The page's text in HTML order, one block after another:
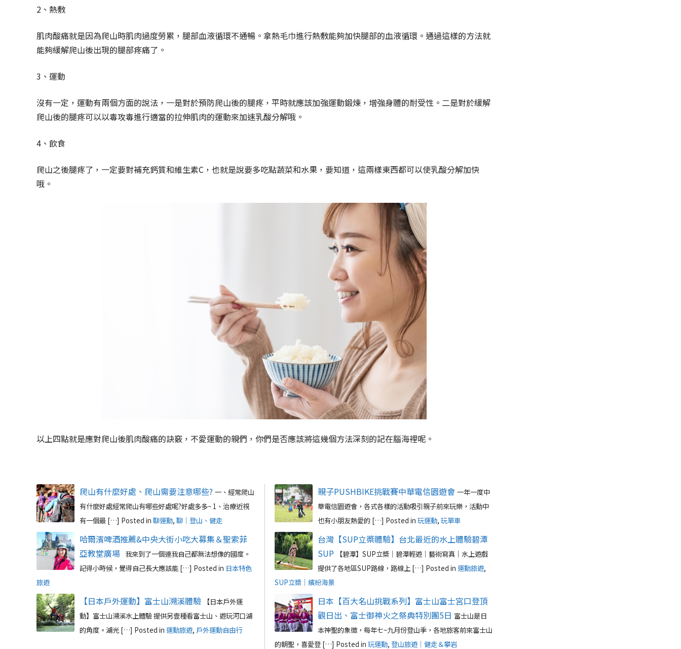
2、熱敷
肌肉酸痛就是因為爬山時肌肉過度勞累，腿部血液循環不通暢。拿熱毛巾進行熱敷能夠加快腿部的血液循環。通過這樣的方法就
能夠緩解爬山後出現的腿部疼痛了。
3、運動
沒有一定，運動有兩個方面的說法，一是對於預防爬山後的腿疼，平時就應該加強運動鍛煉，增強身體的耐受性。二是對於緩解
爬山後的腿疼可以以毒攻毒進行適當的拉伸肌肉的運動來加速乳酸分解哦。
4、飲食
爬山之後腿疼了，一定要對補充鈣質和維生素C，也就是說要多吃點蔬菜和水果，要知道，這兩樣東西都可以使乳酸分解加快
哦。
以上四點就是應對爬山後肌肉酸痛的訣竅，不愛運動的親們，你們是否應該將這幾個方法深刻的記在腦海裡呢。
爬山有什麼好處、爬山需要注意哪些? 一、經常爬山
有什麼好處經常爬山有哪些好處呢?好處多多~ 1、治療近視
有一個最 […] Posted in 聊運動, 聊｜登山、健走
哈爾濱啤酒推薦&中央大街小吃大募集＆聖索菲
亞教堂廣場
我來到了一個連我自己都無法想像的國度。
記得小時候，覺得自己長大應該能 […] Posted in 日本特色
旅遊
【日本戶外運動】富士山溯溪體驗
【日本戶外運
動】富士山溯溪水上體驗 提供另壹種看富士山、遊玩河口湖
的角度。湖光 […] Posted in 運動旅遊, 戶外運動自由行
親子PUSHBIKE挑戰賽中華電信園遊會 一年一度中
華電信園遊會，各式各樣的活動吸引親子前來玩樂，活動中
也有小朋友熱愛的 […] Posted in 玩運動, 玩單車
台灣【SUP立槳體驗】台北最近的水上體驗碧潭
SUP
【碧潭】SUP立槳｜碧潭輕遊｜藝術寫真｜水上遊戲
提供了各地區SUP路線，路線上 […] Posted in 運動旅遊,
SUP立槳｜繽紛海景
日本【百大名山挑戰系列】富士山富士宮口登頂
觀日出、富士御神火之祭典特別團5日 富士山是日
本神聖的象徵，每年七~九月份登山季，各地旅客前來富士山
的朝聖，喜愛登 […] Posted in 玩運動, 登山旅遊｜健走＆攀岩